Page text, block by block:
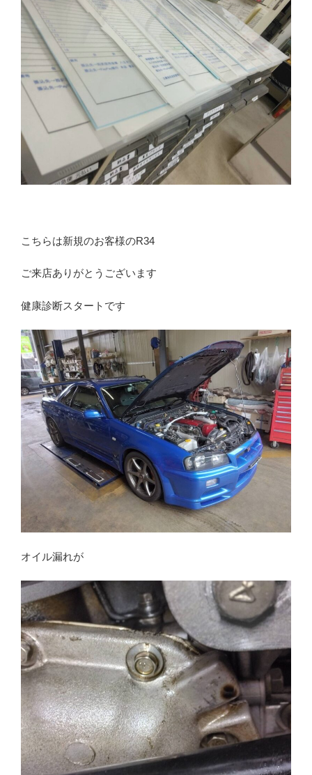
こちらは新規のお客様のR34
ご来店ありがとうございます
健康診断スタートです
オイル漏れが